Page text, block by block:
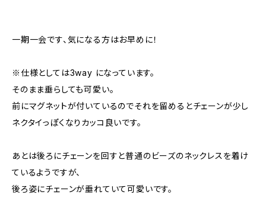
一期一会です、気になる方はお早めに！
※仕様としては3way になっています。
そのまま垂らしても可愛い。
前にマグネットが付いているのでそれを留めるとチェーンが少し
ネクタイっぽくなりカッコ良いです。
あとは後ろにチェーンを回すと普通のビーズのネックレスを着け
ているようですが、
後ろ姿にチェーンが垂れていて可愛いです。